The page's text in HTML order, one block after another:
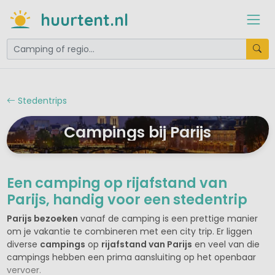
huurtent.nl
Stedentrips
Campings bij Parijs
Een camping op rijafstand van
Parijs, handig voor een stedentrip
Parijs bezoeken vanaf de camping is een prettige manier
om je vakantie te combineren met een city trip. Er liggen
diverse campings op rijafstand van Parijs en veel van die
campings hebben een prima aansluiting op het openbaar
vervoer.